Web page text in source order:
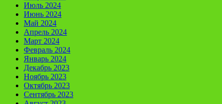
Июль 2024
Июнь 2024
Май 2024
Апрель 2024
Март 2024
Февраль 2024
Январь 2024
Декабрь 2023
Ноябрь 2023
Октябрь 2023
Сентябрь 2023